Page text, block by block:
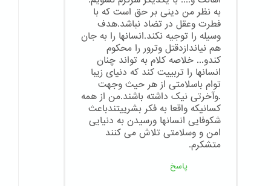
به نظر من دینی بر حق است که با
فطرت وعقل در تضاد نباشد.هدف
وسیله را توجیه نکند.انسانها را به جان
هم نیاندازدقتل وترور را محکوم
کندو... خلاصه کلام به تواند چنان
انسانها را تربییت کند که دنیای زیبا
توام باسلامتی از هر حیث وجهت
.وآخرتی نیک داشته باشند.من از همه
کسانیکه واقعا به فکر بشرییتندباعث
شکوفایی انسانها ورسیدن به دنیایی
امن و وسلامتی تلاش می کنند
متشکرم.
پاسخ